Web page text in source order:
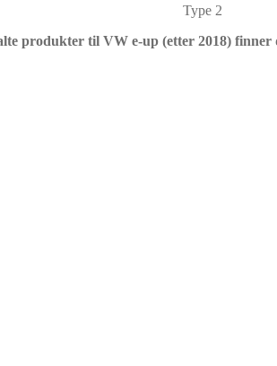
Type 2
produkter til VW e-up (etter 2018)